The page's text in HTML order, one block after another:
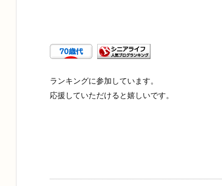
ランキングに参加しています。
応援していただけると嬉しいです。